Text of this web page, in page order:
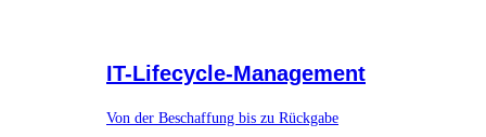
IT-Lifecycle-Management
Von der Beschaffung bis zu Rückgabe